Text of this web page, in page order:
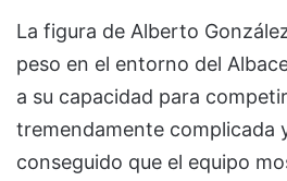
La figura de Alberto
peso en el entorno del
a su capacidad para
tremendamente complicada
conseguido que el equipo